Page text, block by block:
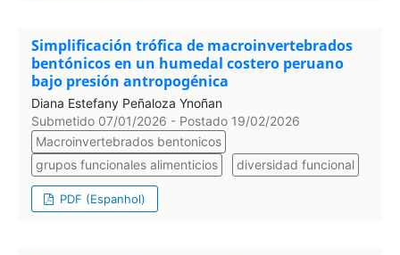
Simplificación trófica de macroinvertebrados
bentónicos en un humedal costero peruano
bajo presión antropogénica
Diana Estefany Peñaloza Ynoñan
Submetido 07/01/2026 - Postado 19/02/2026
Macroinvertebrados bentonicos
grupos funcionales alimenticios
diversidad funcional
PDF (Espanhol)